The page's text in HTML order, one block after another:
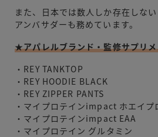
また、日本では数人しか存在しな
アンバサダーも務めています。
★アパレルブランド・監修サプリ
・REY TANKTOP
・REY HOODIE BLACK
・REY ZIPPER PANTS
・マイプロテインimpact ホエイプ
・マイプロテインimpact EAA
・マイプロテイン グルタミン